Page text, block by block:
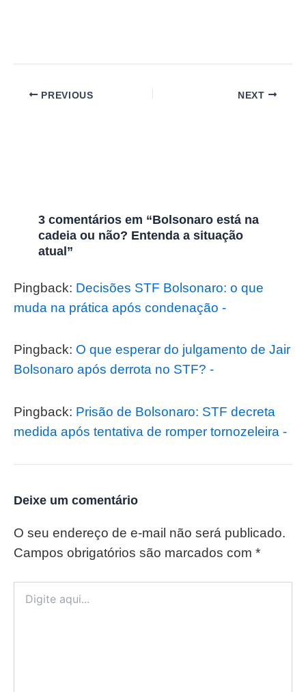
PREVIOUS NEXT
3 comentários em “Bolsonaro está na
cadeia ou não? Entenda a situação
atual”
Pingback: Decisões STF Bolsonaro: o que
muda na prática após condenação -
Pingback: O que esperar do julgamento de Jair
Bolsonaro após derrota no STF? -
Pingback: Prisão de Bolsonaro: STF decreta
medida após tentativa de romper tornozeleira -
Deixe um comentário
O seu endereço de e-mail não será publicado.
Campos obrigatórios são marcados com *
aqui...